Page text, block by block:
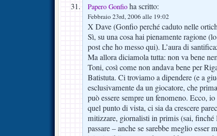
Papero Gonfio ha scritto:
Febbraio 23rd, 2006 alle 19:02
X Dave (Gonfio perché caduto nelle
Sì, su una cosa hai pienamente ragione
post che ho messo qui). L’aura di
Ma allora diciamola tutta: non va bene
Toni, così come non andava bene per
Batistuta. Ci troviamo a dipendere (e a
esclusivamente da un giocatore, che
può essere sempre un fenomeno. Ecco,
quel punto di vista, ci sia da crescere
mitizzare, giornalisti in primis (sai,
passare – anche se sarebbe meglio